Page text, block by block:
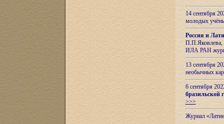
14 сентября
молодых
Россия и
П.П.Яковлева,
ИЛА РАН
13 сентября
необычных
6 сентября
бразильской
>>>
Журнал